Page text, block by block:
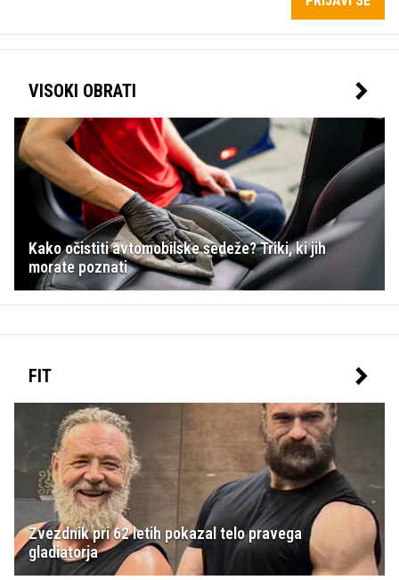
VISOKI OBRATI
Kako očistiti avtomobilske sedeže? Triki, ki jih
morate poznati
FIT
Zvezdnik pri 62 letih pokazal telo pravega
gladiatorja